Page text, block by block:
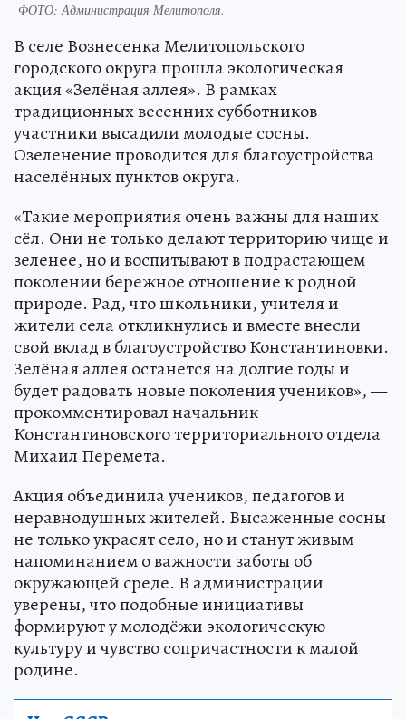
ФОТО: Администрация Мелитополя.
В селе Вознесенка Мелитопольского
городского округа прошла экологическая
акция «Зелёная аллея». В рамках
традиционных весенних субботников
участники высадили молодые сосны.
Озеленение проводится для благоустройства
населённых пунктов округа.
«Такие мероприятия очень важны для наших
сёл. Они не только делают территорию чище и
зеленее, но и воспитывают в подрастающем
поколении бережное отношение к родной
природе. Рад, что школьники, учителя и
жители села откликнулись и вместе внесли
свой вклад в благоустройство Константиновки.
Зелёная аллея останется на долгие годы и
будет радовать новые поколения учеников», —
прокомментировал начальник
Константиновского территориального отдела
Михаил Перемета.
Акция объединила учеников, педагогов и
неравнодушных жителей. Высаженные сосны
не только украсят село, но и станут живым
напоминанием о важности заботы об
окружающей среде. В администрации
уверены, что подобные инициативы
формируют у молодёжи экологическую
культуру и чувство сопричастности к малой
родине.